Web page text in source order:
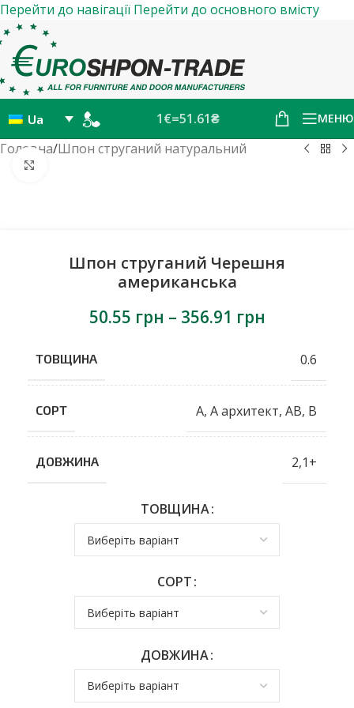
Перейти до навігації Перейти до основного вмісту
Ua 1€=51.61₴ МЕНЮ
Головна/Шпон струганий натуральний
Шпон струганий Черешня
американська
50.55 грн – 356.91 грн
ТОВЩИНА 0.6
СОРТ A, A архитект, AB, B
ДОВЖИНА 2,1+
ТОВЩИНА
СОРТ
ДОВЖИНА